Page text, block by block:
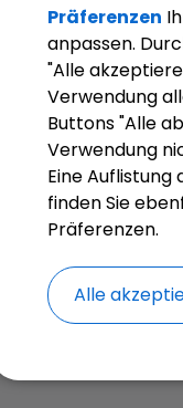
15. Nov.
Präferenzen
anpassen.
"Alle
Verwendung
Buttons "Alle
Verwendung
Eine
finden Sie
Präferenzen.
Alle